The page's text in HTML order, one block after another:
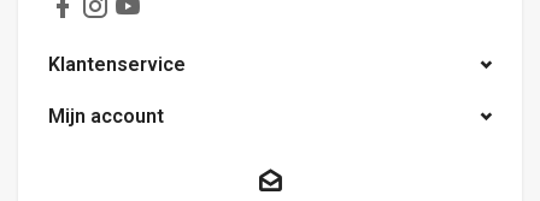
Klantenservice
Mijn account